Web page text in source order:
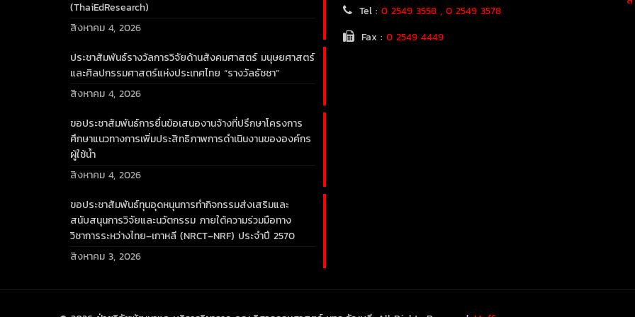
(ThaiEdResearch)
สิงหาคม 4, 2026
ประชาสัมพันธ์รางวัลการวิจัยด้านสังคมศาสตร์ มนุษยศาสตร์
และศิลปกรรมศาสตร์แห่งประเทศไทย “รางวัลธัชชา”
สิงหาคม 4, 2026
ขอประชาสัมพันธ์การยื่นข้อเสนองานจ้างที่ปรึกษาโครงการ
ศึกษาแนวทางการเพิ่มประสิทธิภาพการดำเนินงานขององค์กร
ผู้ใช้น้ำ
สิงหาคม 4, 2026
ขอประชาสัมพันธ์ทุนอุดหนุนการทำกิจกรรมส่งเสริมและ
สนับสนุนการวิจัยและนวัตกรรม ภายใต้ความร่วมมือทาง
วิชาการระหว่างไทย–เกาหลี (NRCT–NRF) ประจำปี 2570
สิงหาคม 3, 2026
Tel : 0 2549 3558 , 0 2549 3578
Fax : 0 2549 4449